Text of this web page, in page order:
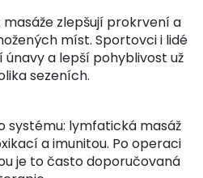
zlepšují prokrvení a
míst. Sportovci i lidé
a lepší pohyblivost už
sezeních.
systému: lymfatická masáž
a imunitou. Po operaci
je to často doporučovaná